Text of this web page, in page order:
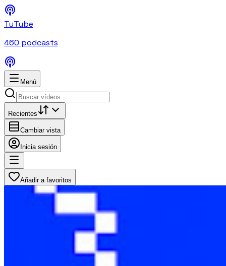
TuTube
460 podcasts
Menú
Recientes
Cambiar vista
Inicia sesión
Añadir a favoritos